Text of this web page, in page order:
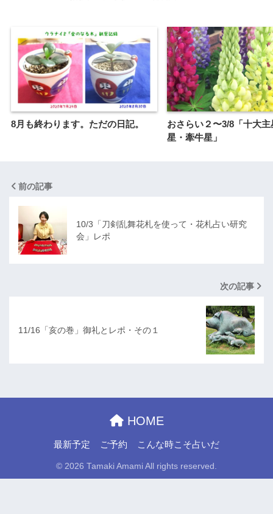
8月も終わります。ただの日記。
おさらい２〜3/8「十大
星・牽牛星」
前の記事
10/3「刀剣乱舞花札を使って・花札占い研究
会」レポ
次の記事
11/16「亥の巻」御礼とレポ・その１
HOME
最新予定 ご予約 こんな時こそ占いだ
© 2026 Tamaki Amami All rights reserved.